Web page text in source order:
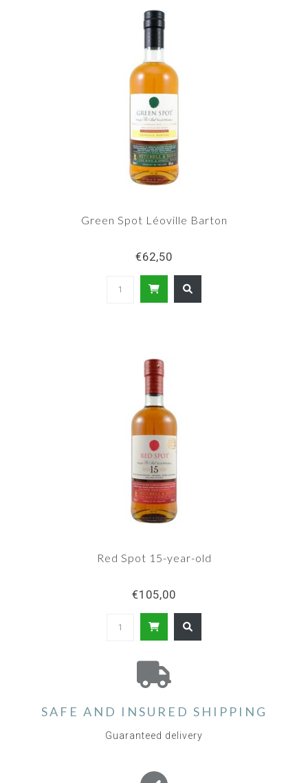
Green Spot Léoville Barton
€62,50
Red Spot 15-year-old
€105,00
SAFE AND INSURED SHIPPING
Guaranteed delivery